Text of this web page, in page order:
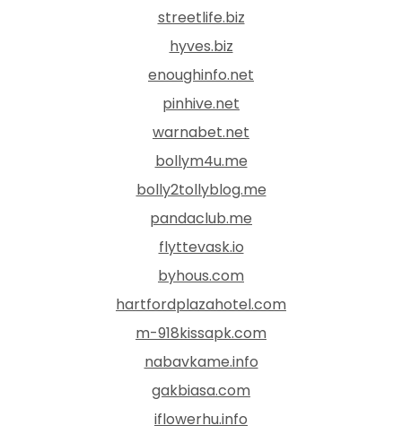
streetlife.biz
hyves.biz
enoughinfo.net
pinhive.net
warnabet.net
bollym4u.me
bolly2tollyblog.me
pandaclub.me
flyttevask.io
byhous.com
hartfordplazahotel.com
m-918kissapk.com
nabavkame.info
gakbiasa.com
iflowerhu.info